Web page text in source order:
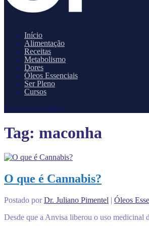
Início
Alimentação
Receitas
Metabolismo
Dores
Óleos Essenciais
Ser Pleno
Cursos
Selecione a página
Tag: maconha
O que é Cannabis?
Postado porDr. Juliano Pimentel | Óleos
Desde que a Anvisa liberou o uso medicinal